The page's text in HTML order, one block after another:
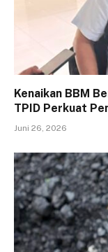
Kenaikan BBM
TPID Perkuat
Juni 26, 2026